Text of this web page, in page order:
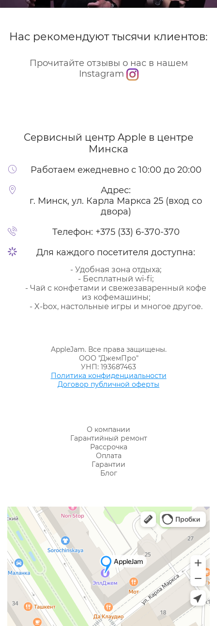
Нас рекомендуют тысячи клиентов:
Прочитайте отзывы о нас в нашем
Instagram
Сервисный центр Apple в центре
Минска
Работаем ежедневно с 10:00 до 20:00
Адрес:
г. Минск, ул. Карла Маркса 25 (вход со
двора)
Телефон: +375 (33) 6-370-370
Для каждого посетителя доступна:
- Удобная зона отдыха;
- Бесплатный wi-fi;
- Чай с конфетами и свежезаваренный кофе
из кофемашины;
- X-box, настольные игры и многое другое.
AppleJam. Все права защищены.
ООО "ДжемПро"
УНП: 193687463
Политика конфиденциальности
Договор публичной оферты
О компании
Гарантийный ремонт
Рассрочка
Оплата
Гарантии
Блог